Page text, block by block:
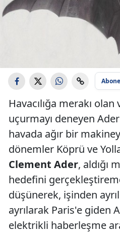
Havacılığa merakı
uçurmayı deneyen
havada ağır bir
dönemler Köprü ve
Clement Ader, aldığı
hedefini
düşünerek, işinden
ayrılarak Paris'e giden
elektrikli haberleşme